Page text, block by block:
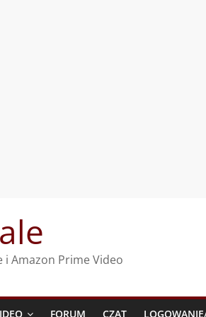
i Amazon Prime Video
FORUM CZAT